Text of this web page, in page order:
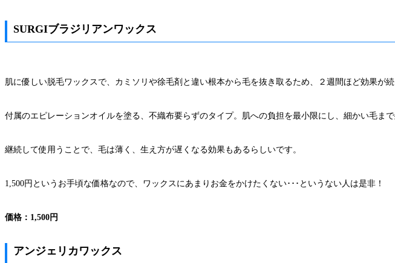
SURGIブラジリアンワックス
肌に優しい脱毛ワックスで、カミソリや徐毛剤と違い根本から毛を抜き取るため、２週間ほど効果が続
付属のエピレーションオイルを塗る、不織布要らずのタイプ。肌への負担を最小限にし、細かい毛まで
継続して使用うことで、毛は薄く、生え方が遅くなる効果もあるらしいです。
1,500円というお手頃な価格なので、ワックスにあまりお金をかけたくない･･･というない人は是非！
価格：1,500円
アンジェリカワックス